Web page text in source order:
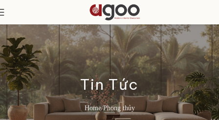
Tin Tức
Home Phong thủy